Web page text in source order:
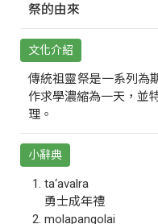
祭的由來
文化介紹
傳統祖靈祭是一系列為
作求學濃縮為一天，並
理。
小辭典
ta‘avalra
勇士成年禮
molapangolai